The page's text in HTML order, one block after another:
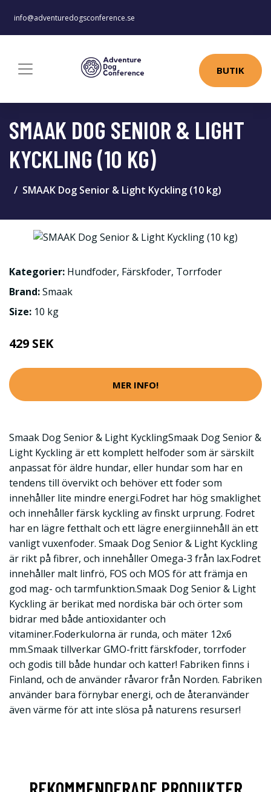
info@adventuredogsconference.se
BUTIK
SMAAK DOG SENIOR & LIGHT
KYCKLING (10 KG)
SMAAK Dog Senior & Light Kyckling (10 kg)
Kategorier: Hundfoder, Färskfoder, Torrfoder
Brand:Smaak
Size: 10 kg
429 SEK
MER INFO!
Smaak Dog Senior & Light KycklingSmaak Dog Senior &
Light Kyckling är ett komplett helfoder som är särskilt
anpassat för äldre hundar, eller hundar som har en
tendens till övervikt och behöver ett foder som
innehåller lite mindre energi.Fodret har hög smaklighet
och innehåller färsk kyckling av finskt urprung. Fodret
har en lägre fetthalt och ett lägre energiinnehåll än ett
vanligt vuxenfoder. Smaak Dog Senior & Light Kyckling
är rikt på fibrer, och innehåller Omega-3 från lax.Fodret
innehåller malt linfrö, FOS och MOS för att främja en
god mag- och tarmfunktion.Smaak Dog Senior & Light
Kyckling är berikat med nordiska bär och örter som
bidrar med både antioxidanter och
vitaminer.Foderkulorna är runda, och mäter 12x6
mm.Smaak tillverkar GMO-fritt färskfoder, torrfoder
och godis till både hundar och katter! Fabriken finns i
Finland, och de använder råvaror från Norden. Fabriken
använder bara förnybar energi, och de återanvänder
även värme för att inte slösa på naturens resurser!